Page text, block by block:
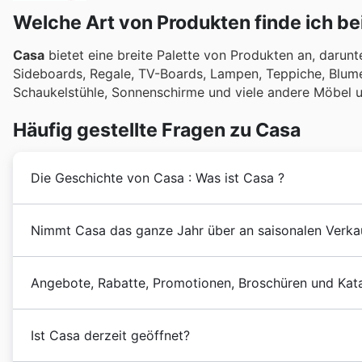
Welche Art von Produkten finde ich
Casa bietet eine breite Palette von Produkten an,
Sideboards, Regale, TV-Boards, Lampen, Teppiche,
Schaukelstühle, Sonnenschirme und viele andere Möbel
Häufig gestellte Fragen zu Casa
Die Geschichte von Casa : Was ist Casa ?
gesetzt, innovative und qualitativ hochwertige Möbel
Im Laufe der Jahre hatCasain der Region an
Heute erreicht das Unternehmen viele Kunden über
Ausstellungsfläche.
Nimmt Casa das ganze Jahr über an saisonalen
Casa Flugblätter,wöchentlichen Angeboteund
Anlaufstelle. Bevor Sie Casa besuchen, stöbern Sie
Frühlingsverkauf
Sommerangebote
wichtigsten Shopping-Events wie
Angebote, Rabatte, Promotionen, Broschüren und
Hohenems und eine Online-Plattform, auf der die
Ist Casa derzeit geöffnet?